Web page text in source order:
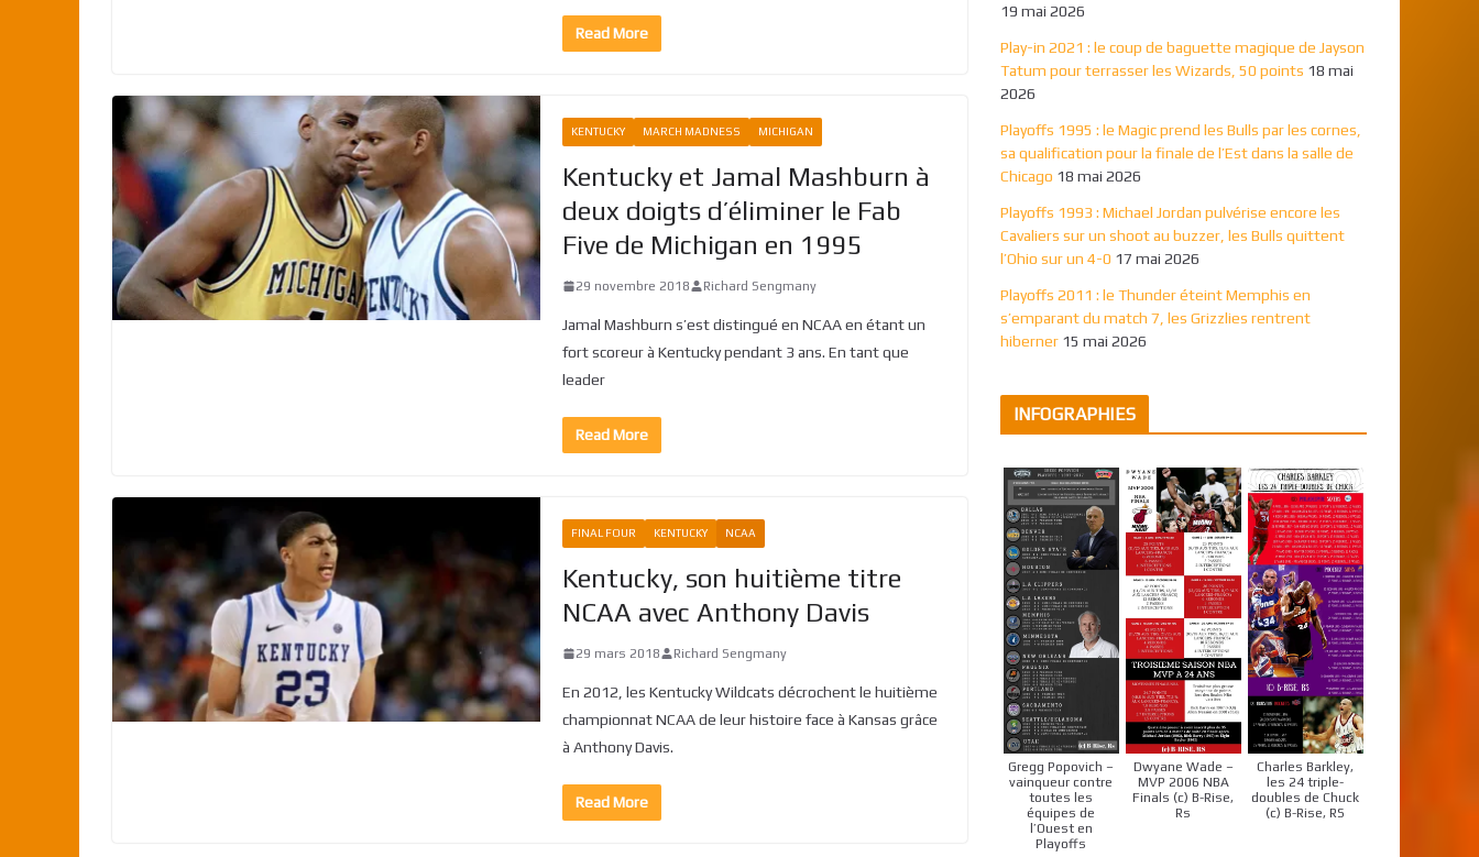
Read More
KENTUCKY MARCH MADNESS MICHIGAN
Kentucky et Jamal Mashburn à
deux doigts d’éliminer le Fab
Five de Michigan en 1995
29 novembre 2018 Richard Sengmany
Jamal Mashburn s’est distingué en NCAA en étant un
fort scoreur à Kentucky pendant 3 ans. En tant que
leader
Read More
FINAL FOUR KENTUCKY NCAA
Kentucky, son huitième titre
NCAA avec Anthony Davis
29 mars 2018 Richard Sengmany
En 2012, les Kentucky Wildcats décrochent le huitième
championnat NCAA de leur histoire face à Kansas grâce
à Anthony Davis.
Read More
19 mai 2026
Play-in 2021 : le coup de baguette magique de Jayson
Tatum pour terrasser les Wizards, 50 points 18 mai
2026
Playoffs 1995 : le Magic prend les Bulls par les cornes,
sa qualification pour la finale de l’Est dans la salle de
Chicago 18 mai 2026
Playoffs 1993 : Michael Jordan pulvérise encore les
Cavaliers sur un shoot au buzzer, les Bulls quittent
l’Ohio sur un 4-0 17 mai 2026
Playoffs 2011 : le Thunder éteint Memphis en
s’emparant du match 7, les Grizzlies rentrent
hiberner 15 mai 2026
INFOGRAPHIES
Gregg Popovich –
vainqueur contre
toutes les
équipes de
l’Ouest en
Playoffs
Dwyane Wade –
MVP 2006 NBA
Finals (c) B-Rise,
Rs
Charles Barkley,
les 24 triple-
doubles de Chuck
(c) B-Rise, RS